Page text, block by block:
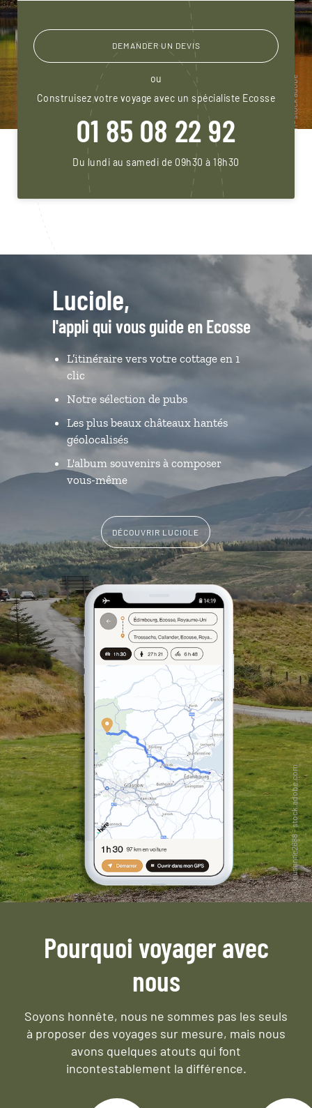
DEMANDER UN DEVIS
ou
Construisez votre voyage avec un spécialiste Ecosse
01 85 08 22 92
Du lundi au samedi de 09h30 à 18h30
Luciole,
l'appli qui vous guide en Ecosse
L’itinéraire vers votre cottage en 1
clic
Notre sélection de pubs
Les plus beaux châteaux hantés
géolocalisés
L'album souvenirs à composer
vous-même
DÉCOUVRIR LUCIOLE
Pourquoi voyager avec
nous
Soyons honnête, nous ne sommes pas les seuls
à proposer des voyages sur mesure, mais nous
avons quelques atouts qui font
incontestablement la différence.